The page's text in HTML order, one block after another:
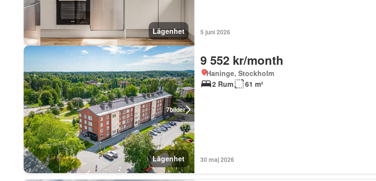
Lägenhet 5 juni 2026
7bilder
Lägenhet
9 552 kr/month
Haninge, Stockholm
2 Rum
61 m²
30 maj 2026